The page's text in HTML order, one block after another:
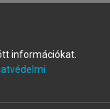
fiókot.
információkat.